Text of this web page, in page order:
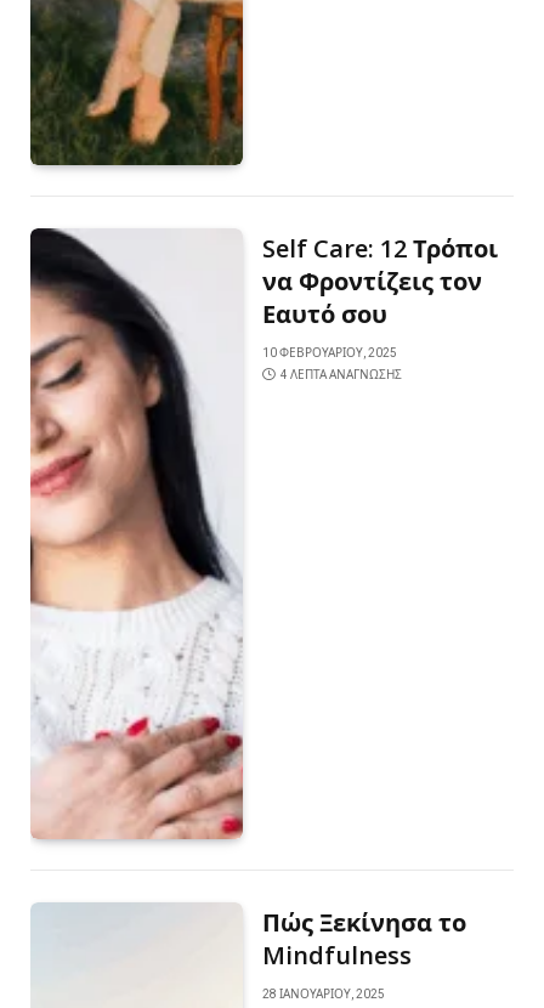
Self Care: 12 Τρόποι
να Φροντίζεις τον
Εαυτό σου
10 ΦΕΒΡΟΥΑΡΊΟΥ, 2025
4 ΛΕΠΤΆ ΑΝΆΓΝΩΣΗΣ
Πώς Ξεκίνησα το
Mindfulness
28 ΙΑΝΟΥΑΡΊΟΥ, 2025